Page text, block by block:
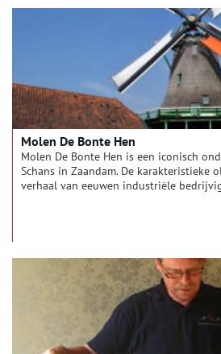
hele maand vormt de molen het decor
activiteiten, historische verhalen en
Molen De Bonte Hen
Molen De Bonte Hen is een iconisch
Schans in Zaandam. De karakteristieke
verhaal van eeuwen industriële